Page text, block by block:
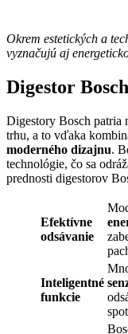
Okrem estetických a
vyznačujú aj
Digestor Bosch
Digestory Bosch patria
trhu, a to vďaka
moderného dizajnu.
technológie, čo sa
prednosti digestorov
Efektívne
odsávanie
Inteligentné
funkcie